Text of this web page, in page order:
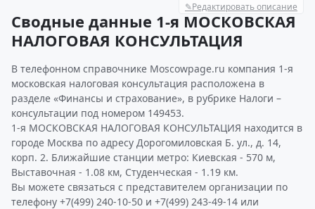
✎Редактировать описание
Сводные данные 1-я МОСКОВСКАЯ
НАЛОГОВАЯ КОНСУЛЬТАЦИЯ
В телефонном справочнике Moscowpage.ru компания 1-я
московская налоговая консультация расположена в
разделе «Финансы и страхование», в рубрике Налоги –
консультации под номером 149453.
1-я МОСКОВСКАЯ НАЛОГОВАЯ КОНСУЛЬТАЦИЯ находится в
городе Москва по адресу Дорогомиловская Б. ул., д. 14,
корп. 2. Ближайшие станции метро: Киевская - 570 м,
Выставочная - 1.08 км, Студенческая - 1.19 км.
Вы можете связаться с представителем организации по
телефону +7(499) 240-10-50 и +7(499) 243-49-14 или